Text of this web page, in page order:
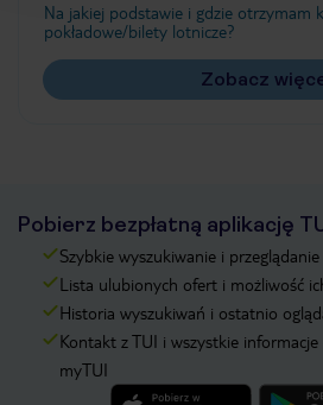
Na jakiej podstawie i gdzie otrzymam
pokładowe/bilety lotnicze?
Zobacz
Pobierz bezpłatną aplikację
Szybkie wyszukiwanie i
Lista ulubionych ofert i możliwość
Historia wyszukiwań i ostatnio
Kontakt z TUI i wszystkie informacje
myTUI